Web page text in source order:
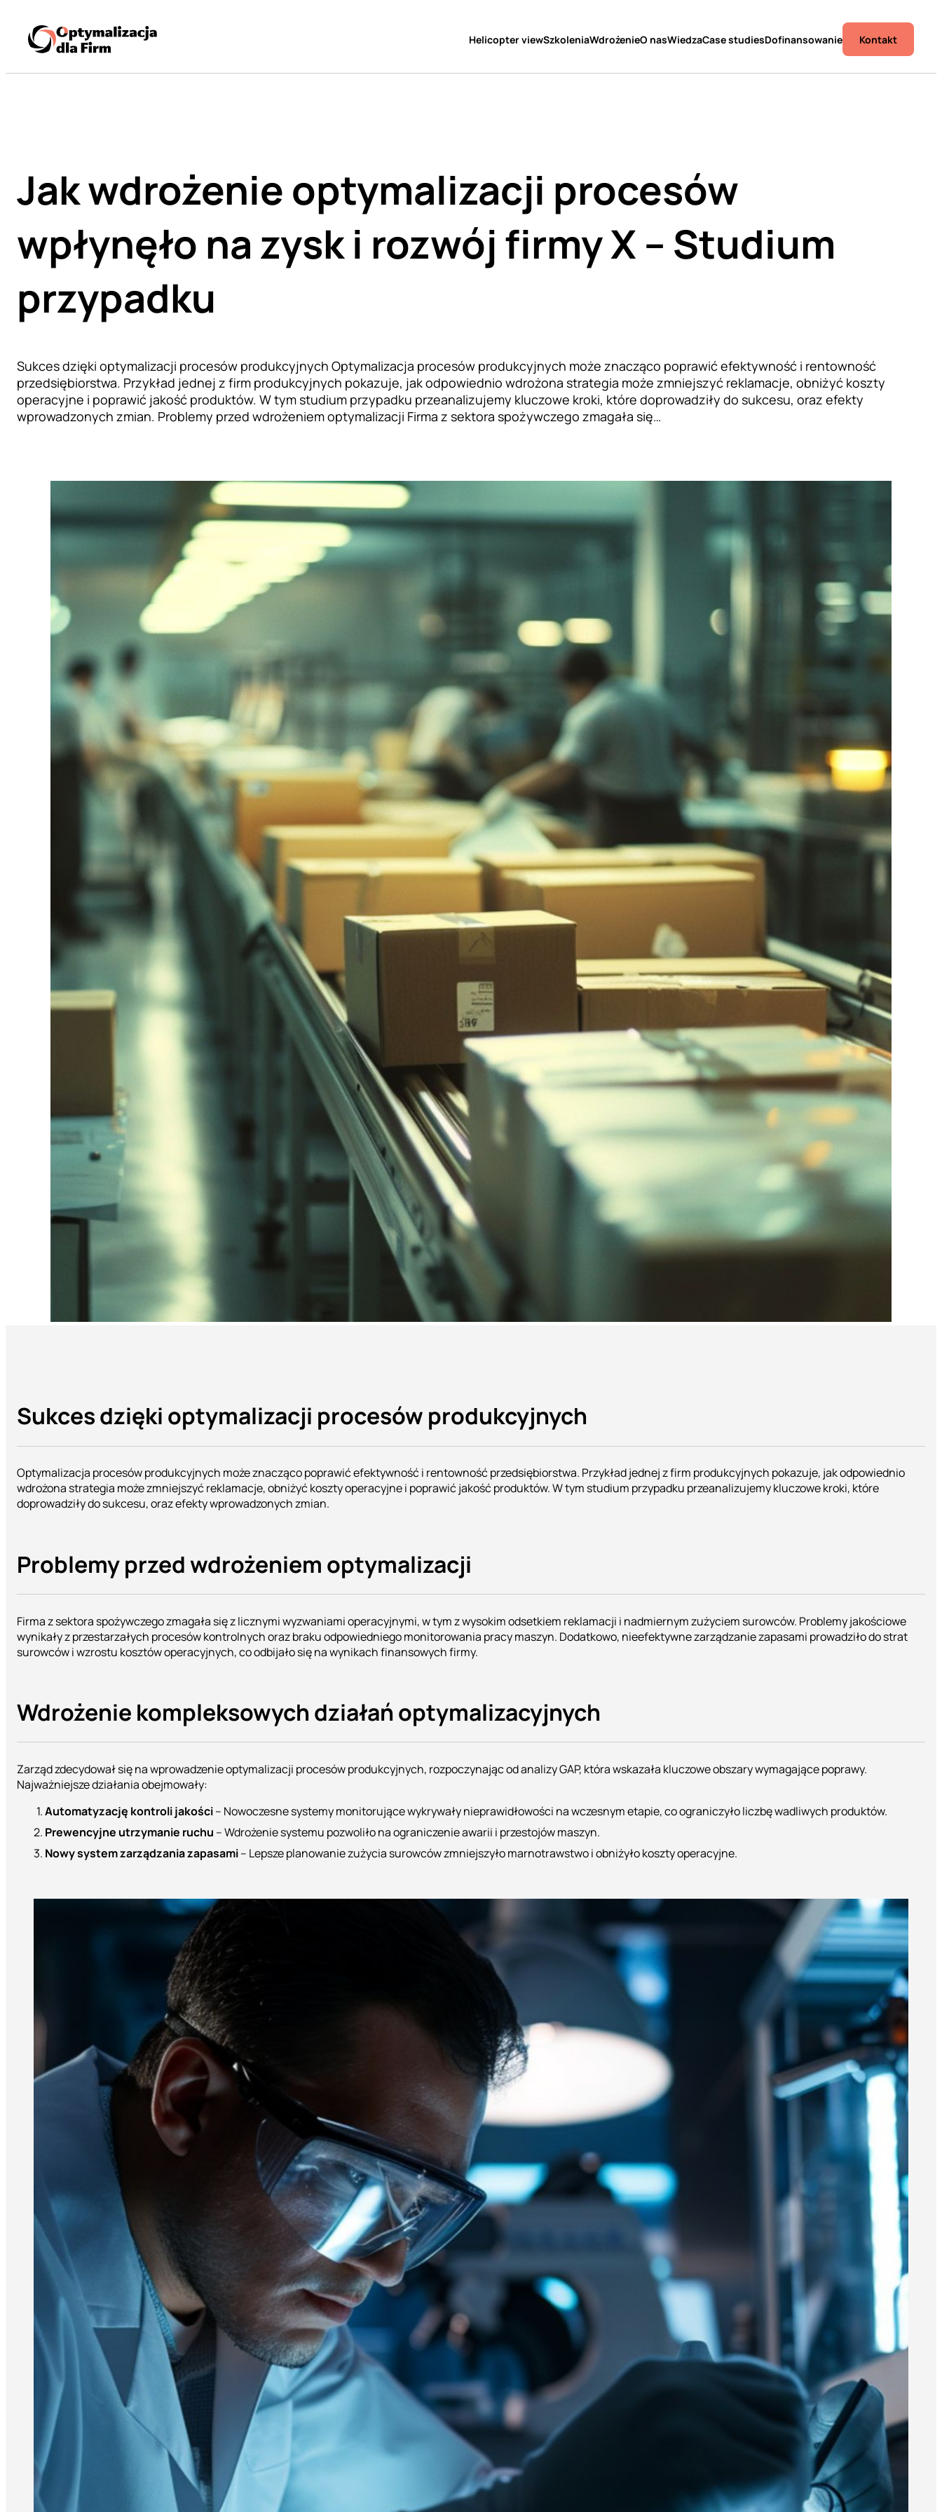
Helicopter viewSzkoleniaWdrożenieO nasWiedzaCase studiesDofinansowanie Kontakt
Jak wdrożenie optymalizacji procesów
wpłynęło na zysk i rozwój firmy X – Studium
przypadku
Sukces dzięki optymalizacji procesów produkcyjnych Optymalizacja procesów produkcyjnych może znacząco poprawić efektywność i rentowność
przedsiębiorstwa. Przykład jednej z firm produkcyjnych pokazuje, jak odpowiednio wdrożona strategia może zmniejszyć reklamacje, obniżyć koszty
operacyjne i poprawić jakość produktów. W tym studium przypadku przeanalizujemy kluczowe kroki, które doprowadziły do sukcesu, oraz efekty
wprowadzonych zmian. Problemy przed wdrożeniem optymalizacji Firma z sektora spożywczego zmagała się…
Sukces dzięki optymalizacji procesów produkcyjnych
Optymalizacja procesów produkcyjnych może znacząco poprawić efektywność i rentowność przedsiębiorstwa. Przykład jednej z firm produkcyjnych pokazuje, jak odpowiednio
wdrożona strategia może zmniejszyć reklamacje, obniżyć koszty operacyjne i poprawić jakość produktów. W tym studium przypadku przeanalizujemy kluczowe kroki, które
doprowadziły do sukcesu, oraz efekty wprowadzonych zmian.
Problemy przed wdrożeniem optymalizacji
Firma z sektora spożywczego zmagała się z licznymi wyzwaniami operacyjnymi, w tym z wysokim odsetkiem reklamacji i nadmiernym zużyciem surowców. Problemy jakościowe
wynikały z przestarzałych procesów kontrolnych oraz braku odpowiedniego monitorowania pracy maszyn. Dodatkowo, nieefektywne zarządzanie zapasami prowadziło do strat
surowców i wzrostu kosztów operacyjnych, co odbijało się na wynikach finansowych firmy.
Wdrożenie kompleksowych działań optymalizacyjnych
Zarząd zdecydował się na wprowadzenie optymalizacji procesów produkcyjnych, rozpoczynając od analizy GAP, która wskazała kluczowe obszary wymagające poprawy.
Najważniejsze działania obejmowały:
Automatyzację kontroli jakości– Nowoczesne systemy monitorujące wykrywały nieprawidłowości na wczesnym etapie, co ograniczyło liczbę wadliwych produktów.
Prewencyjne utrzymanie ruchu – Wdrożenie systemu pozwoliło na ograniczenie awarii i przestojów maszyn.
Nowy system zarządzania zapasami– Lepsze planowanie zużycia surowców zmniejszyło marnotrawstwo i obniżyło koszty operacyjne.